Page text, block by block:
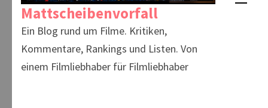
drücken)
Mattscheibenvorfall
Ein Blog rund um Filme. Kritiken,
Kommentare, Rankings und Listen. Von
einem Filmliebhaber für Filmliebhaber